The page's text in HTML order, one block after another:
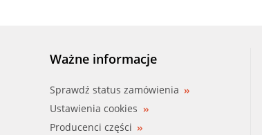
Ważne informacje
Sprawdź status zamówienia
Ustawienia cookies
Producenci części